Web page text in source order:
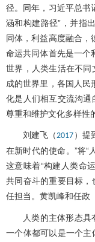
径。同年，习近平总书
涵和构建路径”，并指
同体，利益高度融合，
命运共同体首先是一个
世界，人类生活在不同
成的世界里，各国人民
化是人们相互交流沟
尊重和维护文化多样性
刘建飞（2017 ）提
在新时代的使命。”将“
这意味着“构建人类命
共同奋斗的重要目标
任担当。黄凯峰和任政
人类的主体形态
一个体都可以是一个